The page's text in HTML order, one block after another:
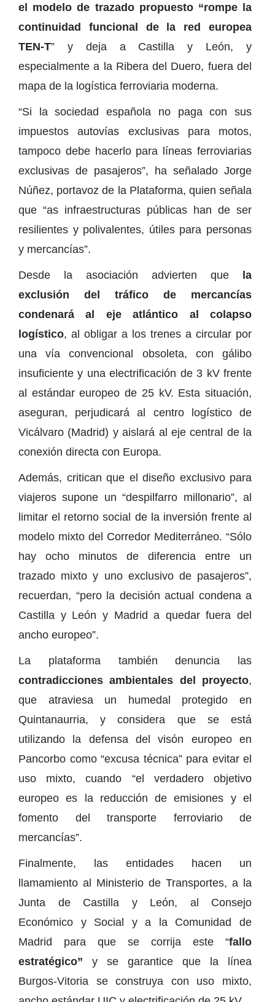
el modelo de trazado propuesto “rompe la
continuidad funcional de la red europea
TEN-T” y deja a Castilla y León, y
especialmente a la Ribera del Duero, fuera del
mapa de la logística ferroviaria moderna.
“Si la sociedad española no paga con sus
impuestos autovías exclusivas para motos,
tampoco debe hacerlo para líneas ferroviarias
exclusivas de pasajeros”, ha señalado Jorge
Núñez, portavoz de la Plataforma, quien señala
que “as infraestructuras públicas han de ser
resilientes y polivalentes, útiles para personas
y mercancías”.
Desde la asociación advierten que la
exclusión del tráfico de mercancías
condenará al eje atlántico al colapso
logístico, al obligar a los trenes a circular por
una vía convencional obsoleta, con gálibo
insuficiente y una electrificación de 3 kV frente
al estándar europeo de 25 kV. Esta situación,
aseguran, perjudicará al centro logístico de
Vicálvaro (Madrid) y aislará al eje central de la
conexión directa con Europa.
Además, critican que el diseño exclusivo para
viajeros supone un “despilfarro millonario”, al
limitar el retorno social de la inversión frente al
modelo mixto del Corredor Mediterráneo. “Sólo
hay ocho minutos de diferencia entre un
trazado mixto y uno exclusivo de pasajeros”,
recuerdan, “pero la decisión actual condena a
Castilla y León y Madrid a quedar fuera del
ancho europeo”.
La plataforma también denuncia las
contradicciones ambientales del proyecto,
que atraviesa un humedal protegido en
Quintanaurria, y considera que se está
utilizando la defensa del visón europeo en
Pancorbo como “excusa técnica” para evitar el
uso mixto, cuando “el verdadero objetivo
europeo es la reducción de emisiones y el
fomento del transporte ferroviario de
mercancías”.
Finalmente, las entidades hacen un
llamamiento al Ministerio de Transportes, a la
Junta de Castilla y León, al Consejo
Económico y Social y a la Comunidad de
Madrid para que se corrija este “fallo
estratégico” y se garantice que la línea
Burgos-Vitoria se construya con uso mixto,